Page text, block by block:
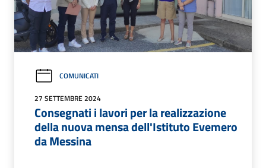
COMUNICATI
27 SETTEMBRE 2024
Consegnati i lavori per la realizzazione
della nuova mensa dell'Istituto Evemero
da Messina